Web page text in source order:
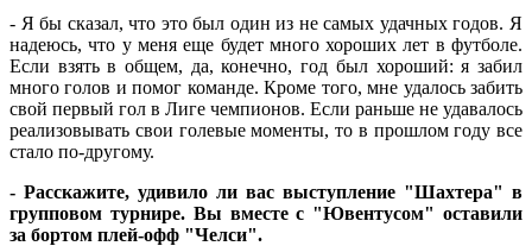
- Я бы сказал, что это был один из не самых удачных годов. Я
надеюсь, что у меня еще будет много хороших лет в футболе.
Если взять в общем, да, конечно, год был хороший: я забил
много голов и помог команде. Кроме того, мне удалось забить
свой первый гол в Лиге чемпионов. Если раньше не удавалось
реализовывать свои голевые моменты, то в прошлом году все
стало по-другому.
- Расскажите, удивило ли вас выступление "Шахтера" в
групповом турнире. Вы вместе с "Ювентусом" оставили
за бортом плей-офф "Челси".